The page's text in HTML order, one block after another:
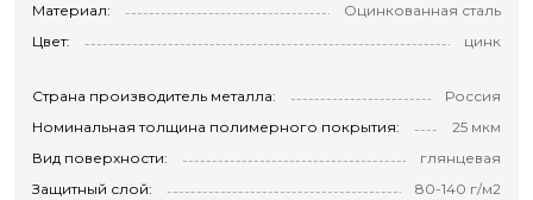
Материал:
Оцинкованная сталь
Цвет:
цинк
Страна производитель металла:
Россия
Номинальная толщина полимерного покрытия:
25 мкм
Вид поверхности:
глянцевая
Защитный слой:
80-140 г/м2